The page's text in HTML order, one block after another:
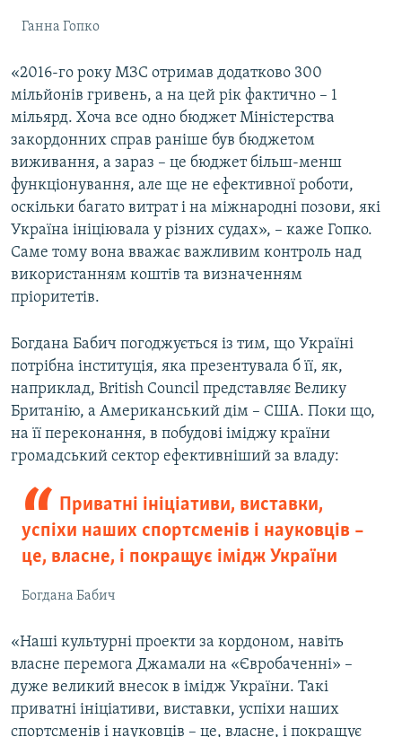
Ганна Гопко
«2016-го року МЗС отримав додатково 300
мільйонів гривень, а на цей рік фактично – 1
мільярд. Хоча все одно бюджет Міністерства
закордонних справ раніше був бюджетом
виживання, а зараз – це бюджет більш-менш
функціонування, але ще не ефективної роботи,
оскільки багато витрат і на міжнародні позови, які
Україна ініціювала у різних судах», – каже Гопко.
Саме тому вона вважає важливим контроль над
використанням коштів та визначенням
пріоритетів.
Богдана Бабич погоджується із тим, що Україні
потрібна інституція, яка презентувала б її, як,
наприклад, British Council представляє Велику
Британію, а Американський дім – США. Поки що,
на її переконання, в побудові іміджу країни
громадський сектор ефективніший за владу:
Приватні ініціативи, виставки,
успіхи наших спортсменів і науковців –
це, власне, і покращує імідж України
Богдана Бабич
«Наші культурні проекти за кордоном, навіть
власне перемога Джамали на «Євробаченні» –
дуже великий внесок в імідж України. Такі
приватні ініціативи, виставки, успіхи наших
спортсменів і науковців – це, власне, і покращує